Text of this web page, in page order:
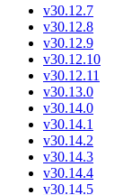
v30.12.7
v30.12.8
v30.12.9
v30.12.10
v30.12.11
v30.13.0
v30.14.0
v30.14.1
v30.14.2
v30.14.3
v30.14.4
v30.14.5